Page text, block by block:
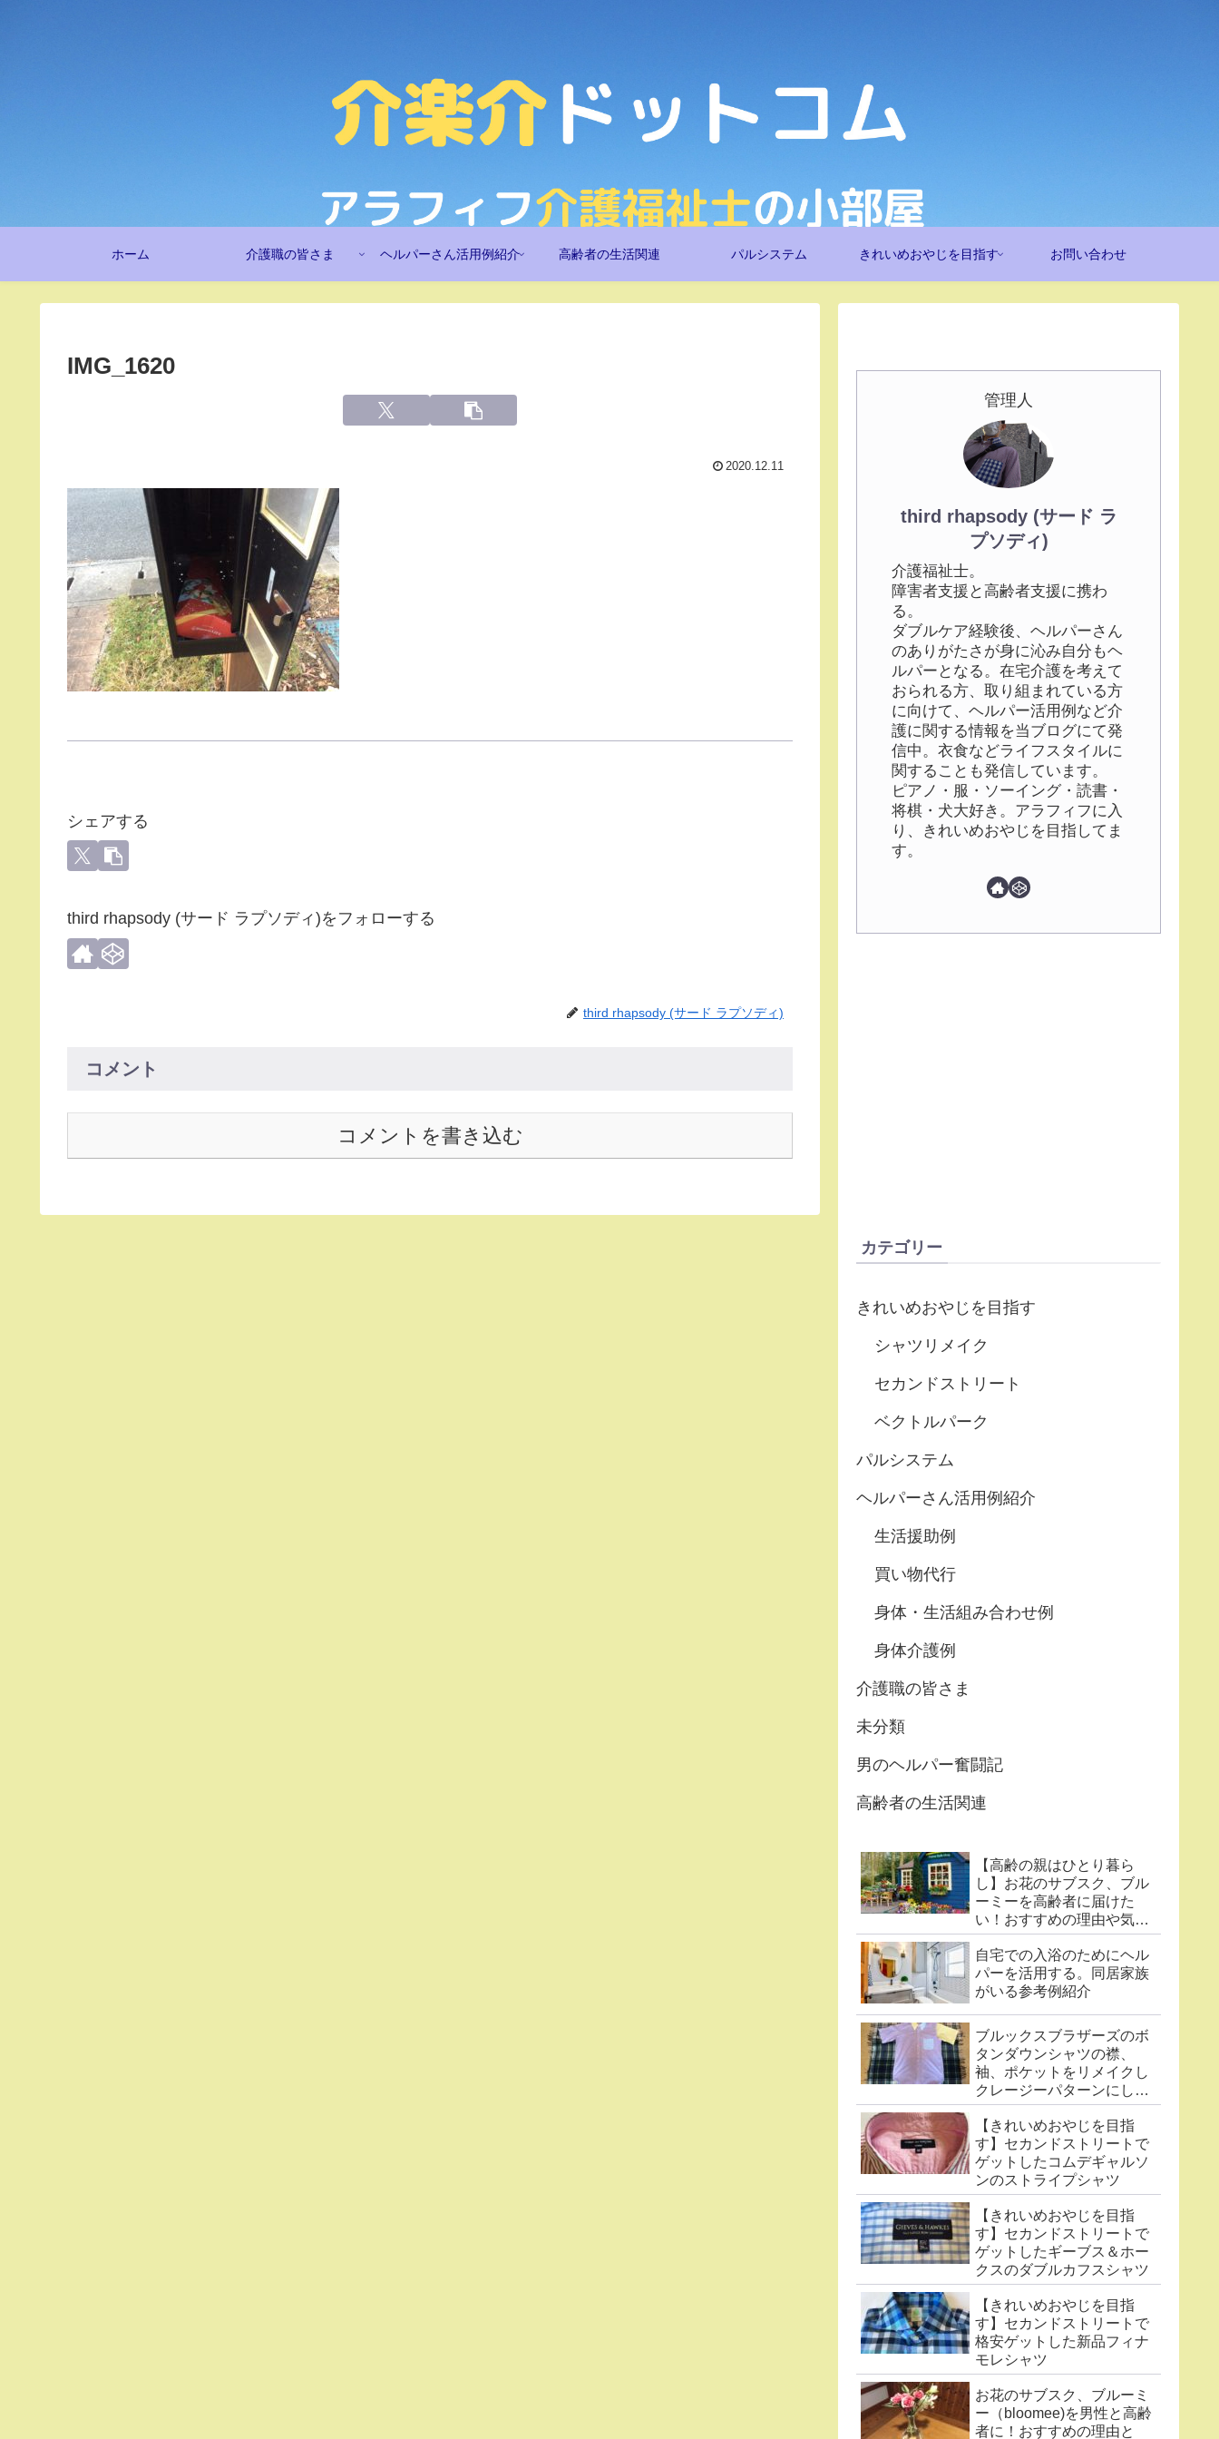
ホーム 介護職の皆さま ヘルパーさん活用例紹介 高齢者の生活関連 パルシステム きれいめおやじを目指す お問い合わせ
IMG_1620
2020.12.11
シェアする
third rhapsody (サード ラプソディ)をフォローする
third rhapsody (サード ラプソディ)
コメント
コメントを書き込む
管理人
third rhapsody (サード ラ
プソディ)
介護福祉士。
障害者支援と高齢者支援に携わ
る。
ダブルケア経験後、ヘルパーさん
のありがたさが身に沁み自分もヘ
ルパーとなる。在宅介護を考えて
おられる方、取り組まれている方
に向けて、ヘルパー活用例など介
護に関する情報を当ブログにて発
信中。衣食などライフスタイルに
関することも発信しています。
ピアノ・服・ソーイング・読書・
将棋・犬大好き。アラフィフに入
り、きれいめおやじを目指してま
す。
カテゴリー
きれいめおやじを目指す
シャツリメイク
セカンドストリート
ベクトルパーク
パルシステム
ヘルパーさん活用例紹介
生活援助例
買い物代行
身体・生活組み合わせ例
身体介護例
介護職の皆さま
未分類
男のヘルパー奮闘記
高齢者の生活関連
【高齢の親はひとり暮ら
し】お花のサブスク、ブル
ーミーを高齢者に届けた
い！おすすめの理由や気に
なる点まとめ
自宅での入浴のためにヘル
パーを活用する。同居家族
がいる参考例紹介
ブルックスブラザーズのボ
タンダウンシャツの襟、
袖、ポケットをリメイクし
クレージーパターンにした
件
【きれいめおやじを目指
す】セカンドストリートで
ゲットしたコムデギャルソ
ンのストライプシャツ
【きれいめおやじを目指
す】セカンドストリートで
ゲットしたギーブス＆ホー
クスのダブルカフスシャツ
【きれいめおやじを目指
す】セカンドストリートで
格安ゲットした新品フィナ
モレシャツ
お花のサブスク、ブルーミ
ー（bloomee)を男性と高齢
者に！おすすめの理由と